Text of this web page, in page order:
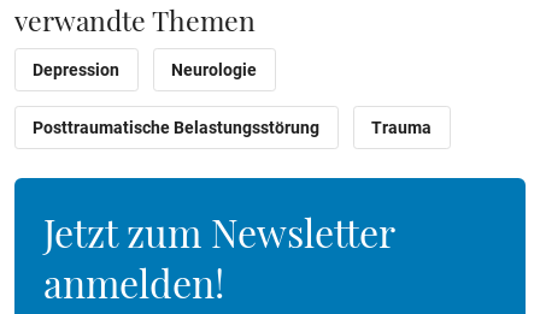
verwandte Themen
Depression Neurologie
Posttraumatische Belastungsstörung Trauma
Jetzt zum Newsletter
anmelden!